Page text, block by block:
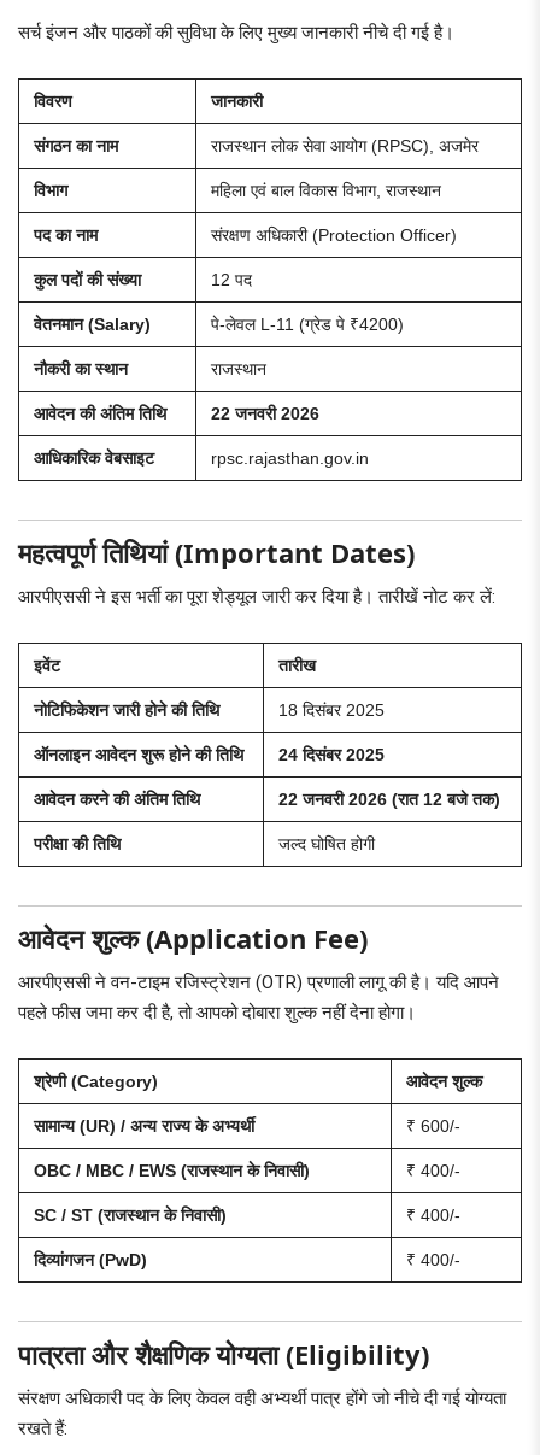
सर्च इंजन और पाठकों की सुविधा के लिए मुख्य जानकारी नीचे दी गई है।
विवरण जानकारी
संगठन का नाम राजस्थान लोक सेवा आयोग (RPSC), अजमेर
विभाग महिला एवं बाल विकास विभाग, राजस्थान
पद का नाम संरक्षण अधिकारी (Protection Officer)
कुल पदों की संख्या 12 पद
वेतनमान (Salary) पे-लेवल L-11 (ग्रेड पे ₹4200)
नौकरी का स्थान राजस्थान
आवेदन की अंतिम तिथि 22 जनवरी 2026
आधिकारिक वेबसाइट rpsc.rajasthan.gov.in
महत्वपूर्ण तिथियां (Important Dates)
आरपीएससी ने इस भर्ती का पूरा शेड्यूल जारी कर दिया है। तारीखें नोट कर लें:
इवेंट तारीख
नोटिफिकेशन जारी होने की तिथि 18 दिसंबर 2025
ऑनलाइन आवेदन शुरू होने की तिथि 24 दिसंबर 2025
आवेदन करने की अंतिम तिथि 22 जनवरी 2026 (रात 12 बजे तक)
परीक्षा की तिथि जल्द घोषित होगी
आवेदन शुल्क (Application Fee)
आरपीएससी ने वन-टाइम रजिस्ट्रेशन (OTR) प्रणाली लागू की है। यदि आपने
पहले फीस जमा कर दी है, तो आपको दोबारा शुल्क नहीं देना होगा।
श्रेणी (Category) आवेदन शुल्क
सामान्य (UR) / अन्य राज्य के अभ्यर्थी ₹ 600/-
OBC / MBC / EWS (राजस्थान के निवासी) ₹ 400/-
SC / ST (राजस्थान के निवासी) ₹ 400/-
दिव्यांगजन (PwD) ₹ 400/-
पात्रता और शैक्षणिक योग्यता (Eligibility)
संरक्षण अधिकारी पद के लिए केवल वही अभ्यर्थी पात्र होंगे जो नीचे दी गई योग्यता
रखते हैं: